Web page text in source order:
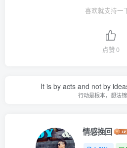
喜欢就支持一
点赞0
It is by acts and not by
行动是根本，想法
情感挽回